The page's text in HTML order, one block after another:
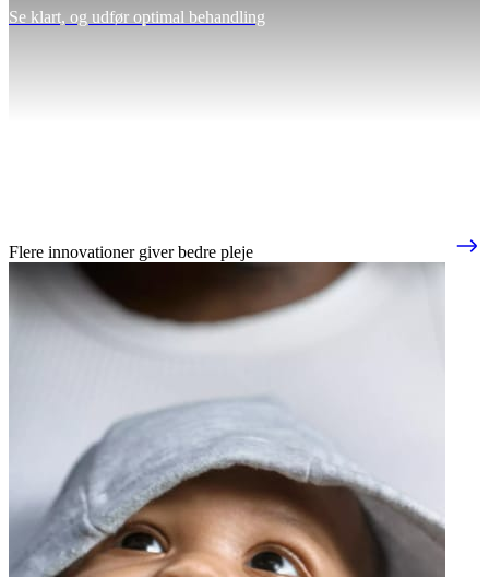
Se klart, og udfør optimal behandling
Flere innovationer giver bedre pleje